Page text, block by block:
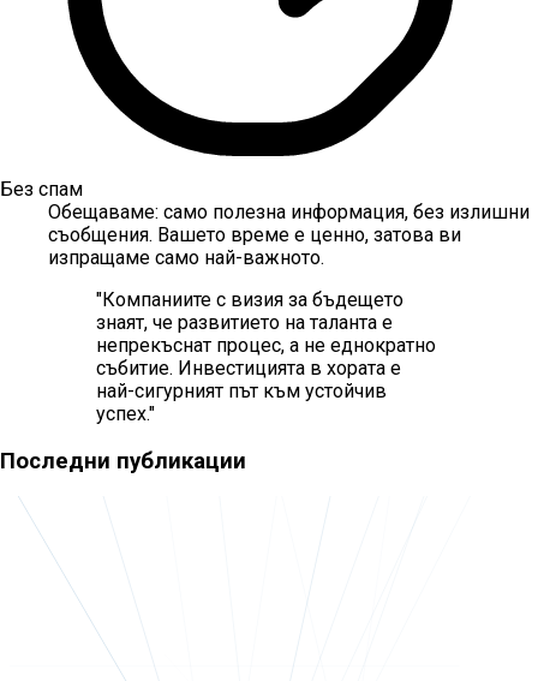
Без спам
Обещаваме: само полезна информация, без излишни
съобщения. Вашето време е ценно, затова ви
изпращаме само най-важното.
"Компаниите с визия за бъдещето
знаят, че развитието на таланта е
непрекъснат процес, а не еднократно
събитие. Инвестицията в хората е
най-сигурният път към устойчив
успех."
Последни публикации